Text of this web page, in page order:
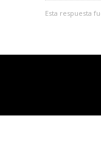
Esta respuesta